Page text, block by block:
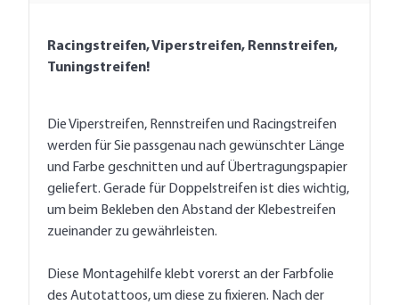
Racingstreifen, Viperstreifen, Rennstreifen,
Tuningstreifen!
Die Viperstreifen, Rennstreifen und Racingstreifen
werden für Sie passgenau nach gewünschter Länge
und Farbe geschnitten und auf Übertragungspapier
geliefert. Gerade für Doppelstreifen ist dies wichtig,
um beim Bekleben den Abstand der Klebestreifen
zueinander zu gewährleisten.
Diese Montagehilfe klebt vorerst an der Farbfolie
des Autotattoos, um diese zu fixieren. Nach der